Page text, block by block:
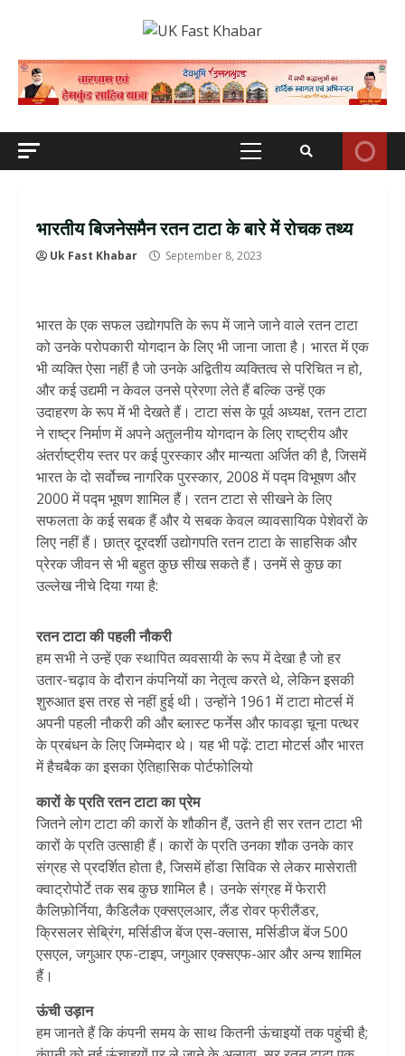
Primary
भारतीय बिजनेसमैन रतन टाटा के बारे में रोचक तथ्य
Uk Fast Khabar September 8, 2023
भारत के एक सफल उद्योगपति के रूप में जाने जाने वाले रतन टाटा
को उनके परोपकारी योगदान के लिए भी जाना जाता है। भारत में एक
भी व्यक्ति ऐसा नहीं है जो उनके अद्वितीय व्यक्तित्व से परिचित न हो,
और कई उद्यमी न केवल उनसे प्रेरणा लेते हैं बल्कि उन्हें एक
उदाहरण के रूप में भी देखते हैं। टाटा संस के पूर्व अध्यक्ष, रतन टाटा
ने राष्ट्र निर्माण में अपने अतुलनीय योगदान के लिए राष्ट्रीय और
अंतर्राष्ट्रीय स्तर पर कई पुरस्कार और मान्यता अर्जित की है, जिसमें
भारत के दो सर्वोच्च नागरिक पुरस्कार, 2008 में पद्म विभूषण और
2000 में पद्म भूषण शामिल हैं। रतन टाटा से सीखने के लिए
सफलता के कई सबक हैं और ये सबक केवल व्यावसायिक पेशेवरों के
लिए नहीं हैं। छात्र दूरदर्शी उद्योगपति रतन टाटा के साहसिक और
प्रेरक जीवन से भी बहुत कुछ सीख सकते हैं। उनमें से कुछ का
उल्लेख नीचे दिया गया है:
रतन टाटा की पहली नौकरी
हम सभी ने उन्हें एक स्थापित व्यवसायी के रूप में देखा है जो हर
उतार-चढ़ाव के दौरान कंपनियों का नेतृत्व करते थे, लेकिन इसकी
शुरुआत इस तरह से नहीं हुई थी। उन्होंने 1961 में टाटा मोटर्स में
अपनी पहली नौकरी की और ब्लास्ट फर्नेस और फावड़ा चूना पत्थर
के प्रबंधन के लिए जिम्मेदार थे। यह भी पढ़ें: टाटा मोटर्स और भारत
में हैचबैक का इसका ऐतिहासिक पोर्टफोलियो
कारों के प्रति रतन टाटा का प्रेम
जितने लोग टाटा की कारों के शौकीन हैं, उतने ही सर रतन टाटा भी
कारों के प्रति उत्साही हैं। कारों के प्रति उनका शौक उनके कार
संग्रह से प्रदर्शित होता है, जिसमें होंडा सिविक से लेकर मासेराती
क्वाट्रोपोर्टे तक सब कुछ शामिल है। उनके संग्रह में फेरारी
कैलिफ़ोर्निया, कैडिलैक एक्सएलआर, लैंड रोवर फ्रीलैंडर,
क्रिसलर सेब्रिंग, मर्सिडीज बेंज एस-क्लास, मर्सिडीज बेंज 500
एसएल, जगुआर एफ-टाइप, जगुआर एक्सएफ-आर और अन्य शामिल
हैं।
ऊंची उड़ान
हम जानते हैं कि कंपनी समय के साथ कितनी ऊंचाइयों तक पहुंची है;